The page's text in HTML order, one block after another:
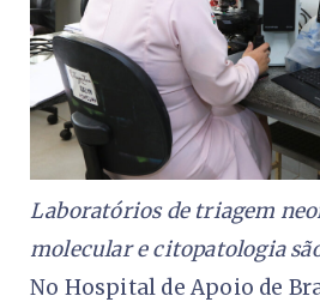
Laboratórios de triagem
molecular e citopatologia
No Hospital de Apoio de